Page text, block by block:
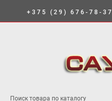
+375 (29) 676-78-37